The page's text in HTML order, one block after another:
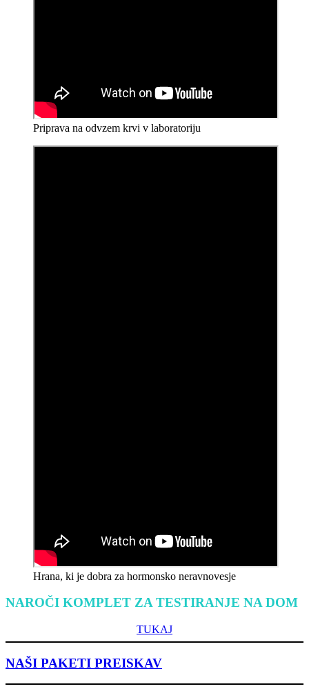
Priprava na odvzem krvi v laboratoriju
Hrana, ki je dobra za hormonsko neravnovesje
NAROČI KOMPLET ZA TESTIRANJE NA DOM
TUKAJ
NAŠI PAKETI PREISKAV